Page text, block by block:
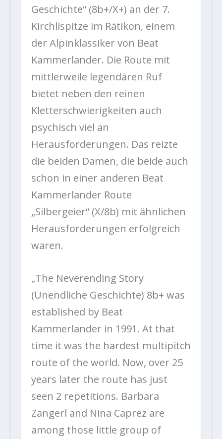
Geschichte“ (8b+/X+) an der 7.
Kirchlispitze im Rätikon, einem
der Alpinklassiker von Beat
Kammerlander. Die Route mit
mittlerweile legendären Ruf
bietet neben den reinen
Kletterschwierigkeiten auch
psychisch viel an
Herausforderungen. Das reizte
die beiden Damen, die beide auch
schon in einer anderen Beat
Kammerlander Route
„Silbergeier“ (X/8b) mit ähnlichen
Herausforderungen erfolgreich
waren.
„The Neverending Story
(Unendliche Geschichte) 8b+ was
established by Beat
Kammerlander in 1991. At that
time it was the hardest multipitch
route of the world. Now, over 25
years later the route has just
seen 2 repetitions. Barbara
Zangerl and Nina Caprez are
among those little group of